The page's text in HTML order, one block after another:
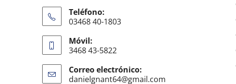
Teléfono:
03468 40-1803
Móvil:
3468 43-5822
Correo electrónico:
danielgnant64@gmail.com